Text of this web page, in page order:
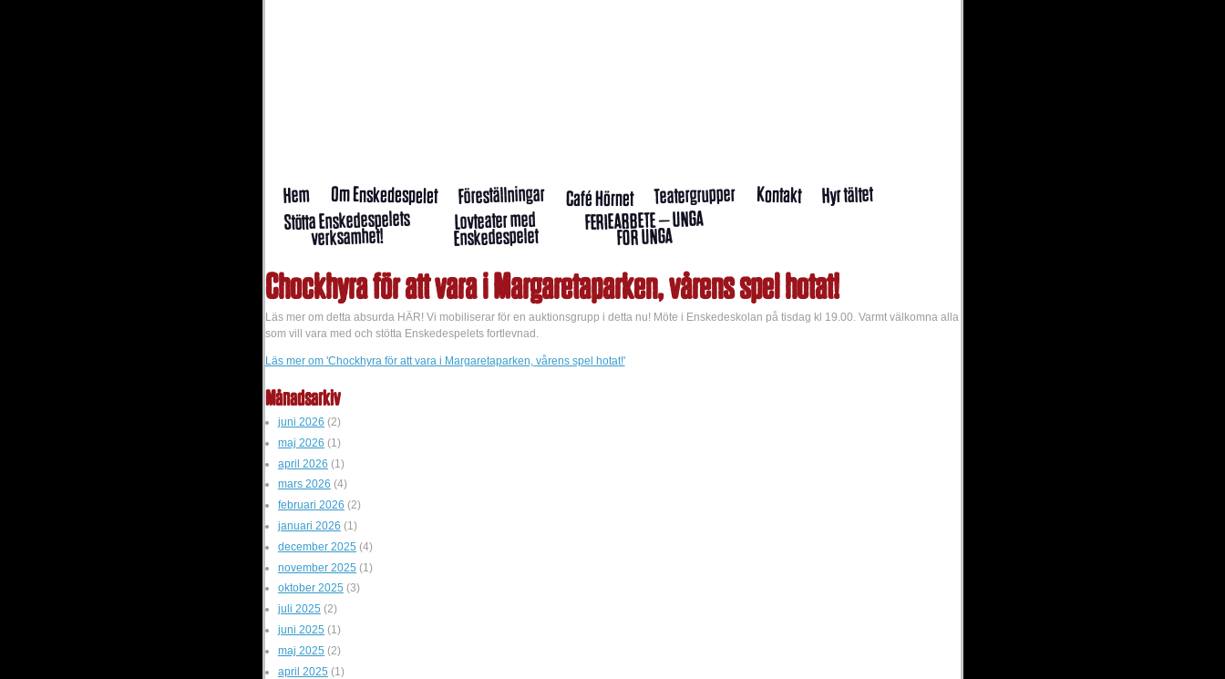
Hem Om Enskedespelet Föreställningar Café Hörnet Teatergrupper Kontakt Hyr tältet
Stötta Enskedespelets
verksamhet!
Lovteater med
Enskedespelet
FERIEARBETE – UNGA
FÖR UNGA
Chockhyra för att vara i Margaretaparken, vårens spel hotat!
Läs mer om detta absurda HÄR! Vi mobiliserar för en auktionsgrupp i detta nu! Möte i Enskedeskolan på tisdag kl 19.00. Varmt välkomna alla
som vill vara med och stötta Enskedespelets fortlevnad.
Läs merom 'Chockhyra för att vara i Margaretaparken, vårens spel hotat!'
Månadsarkiv
juni 2026 (2)
maj 2026 (1)
april 2026 (1)
mars 2026 (4)
februari 2026 (2)
januari 2026 (1)
december 2025 (4)
november 2025 (1)
oktober 2025 (3)
juli 2025 (2)
juni 2025 (1)
maj 2025 (2)
april 2025 (1)